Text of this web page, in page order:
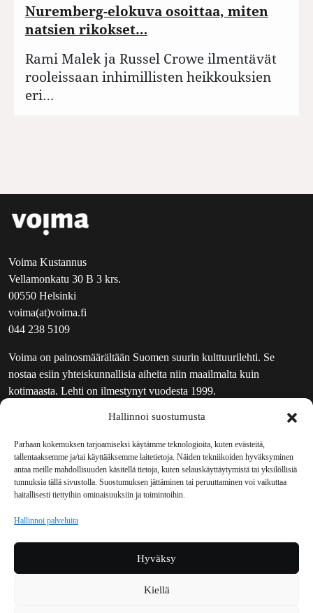
Hallinnoi suostumusta
Parhaan kokemuksen tarjoamiseksi käytämme teknologioita, kuten evästeitä,
tallentaaksemme ja/tai käyttääksemme laitetietoja. Näiden tekniikoiden hyväksyminen
antaa meille mahdollisuuden käsitellä tietoja, kuten selauskäyttäytymistä tai yksilöllisiä
tunnuksia tällä sivustolla. Suostumuksen jättäminen tai peruuttaminen voi vaikuttaa
haitallisesti tiettyihin ominaisuuksiin ja toimintoihin.
Hallinnoi palveluita
Hyväksy
Kiellä
Nuremberg-elokuva osoittaa, miten
natsien rikokset…
Rami Malek ja Russel Crowe ilmentävät
rooleissaan inhimillisten heikkouksien
eri…
Voima Kustannus
Vellamonkatu 30 B 3 krs.
00550 Helsinki
voima(at)voima.fi
044 238 5109
Voima on painosmäärältään Suomen suurin kulttuurilehti. Se
nostaa esiin yhteiskunnallisia aiheita niin maailmalta kuin
kotimaasta. Lehti on ilmestynyt vuodesta 1999.
UUTISKIRJE
MAINOSTAJILLE
VASTAMAINOKSET
JAKELUPAIKAT
REKISTERISELOSTE
TILAUKSEN PERUUTUSPYYNTÖ
TILAUSOHJEET JA -EHDOT